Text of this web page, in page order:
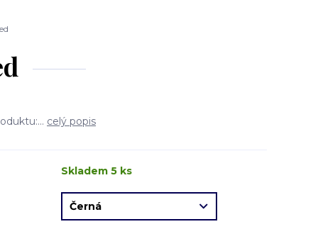
celý popis
Skladem 5 ks